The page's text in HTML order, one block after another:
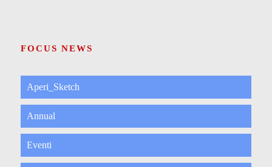
FOCUS NEWS
Aperi_Sketch
Annual
Eventi